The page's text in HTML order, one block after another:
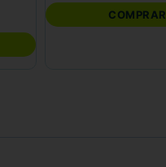
COMPRAR